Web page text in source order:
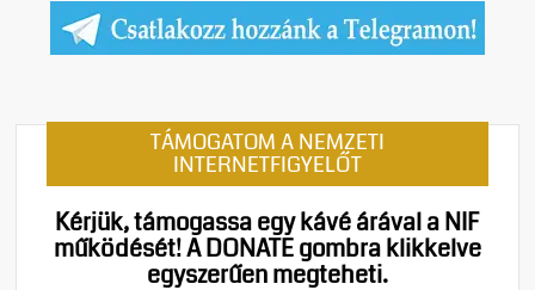
TÁMOGATOM A NEMZETI
INTERNETFIGYELŐT
Kérjük, támogassa egy kávé árával a NIF
működését!A DONATE gombra klikkelve
egyszerűen megteheti.